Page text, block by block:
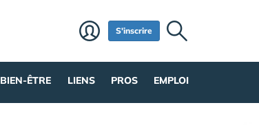
S'inscrire
BIEN-ÊTRE LIENS PROS EMPLOI